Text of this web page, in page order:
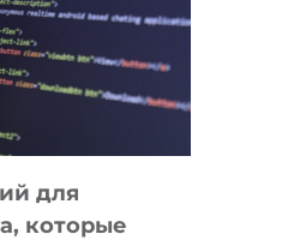
для
которые